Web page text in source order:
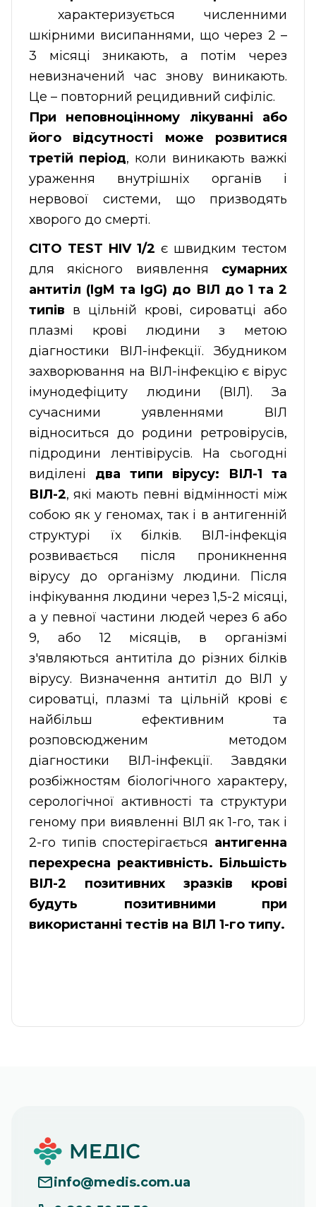
характеризується численними
шкірними висипаннями, що через 2 –
3 місяці зникають, а потім через
невизначений час знову виникають.
Це – повторний рецидивний сифіліс.
При неповноцінному лікуванні або
його відсутності може розвитися
третій період, коли виникають важкі
ураження внутрішніх органів і
нервової системи, що призводять
хворого до смерті.
CITO TEST HIV 1/2 є швидким тестом
для якісного виявлення сумарних
антитіл (IgM та IgG) до ВІЛ до 1 та 2
типів в цільній крові, сироватці або
плазмі крові людини з метою
діагностики ВІЛ-інфекції. Збудником
захворювання на ВІЛ-інфекцію є вірус
імунодефіциту людини (ВІЛ). За
сучасними уявленнями ВІЛ
відноситься до родини ретровірусів,
підродини лентівірусів. На сьогодні
виділені два типи вірусу: ВІЛ-1 та
ВІЛ-2, які мають певні відмінності між
собою як у геномах, так і в антигенній
структурі їх білків. ВІЛ-інфекція
розвивається після проникнення
вірусу до організму людини. Після
інфікування людини через 1,5-2 місяці,
а у певної частини людей через 6 або
9, або 12 місяців, в організмі
з'являються антитіла до різних білків
вірусу. Визначення антитіл до ВІЛ у
сироватці, плазмі та цільній крові є
найбільш ефективним та
розповсюдженим методом
діагностики ВІЛ-інфекції. Завдяки
розбіжностям біологічного характеру,
серологічної активності та структури
геному при виявленні ВІЛ як 1-го, так і
2-го типів спостерігається антигенна
перехресна реактивність. Більшість
ВІЛ-2 позитивних зразків крові
будуть позитивними при
використанні тестів на ВІЛ 1-го типу.
info@medis.com.ua